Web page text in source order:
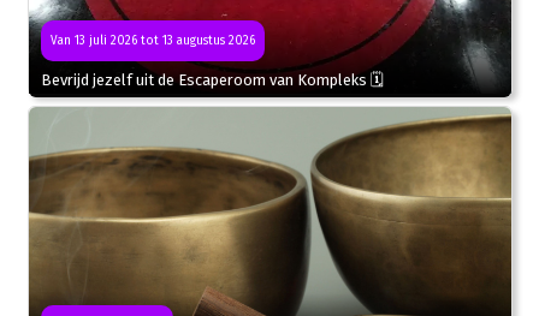
Van 13 juli 2026 tot 13 augustus 2026
Bevrijd jezelf uit de Escaperoom van Kompleks 🗓